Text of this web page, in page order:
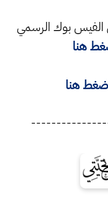
الفيس بوك الرسمي
هنا
هنا